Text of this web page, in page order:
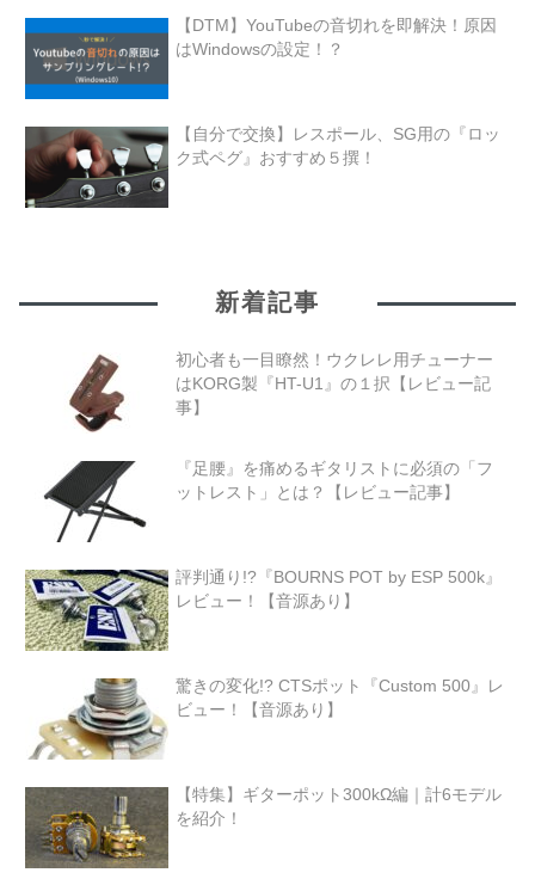
【DTM】YouTubeの音切れを即解決！原因
はWindowsの設定！？
【自分で交換】レスポール、SG用の『ロッ
ク式ペグ』おすすめ５撰！
新着記事
初心者も一目瞭然！ウクレレ用チューナー
はKORG製『HT-U1』の１択【レビュー記
事】
『足腰』を痛めるギタリストに必須の「フ
ットレスト」とは？【レビュー記事】
評判通り!?『BOURNS POT by ESP 500k』
レビュー！【音源あり】
驚きの変化!? CTSポット『Custom 500』レ
ビュー！【音源あり】
【特集】ギターポット300kΩ編｜計6モデル
を紹介！